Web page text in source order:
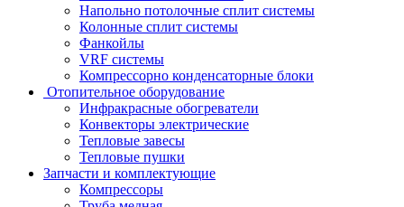
Напольно потолочные сплит системы
Колонные сплит системы
Фанкойлы
VRF системы
Компрессорно конденсаторные блоки
Отопительное оборудование
Инфракрасные обогреватели
Конвекторы электрические
Тепловые завесы
Тепловые пушки
Запчасти и комплектующие
Компрессоры